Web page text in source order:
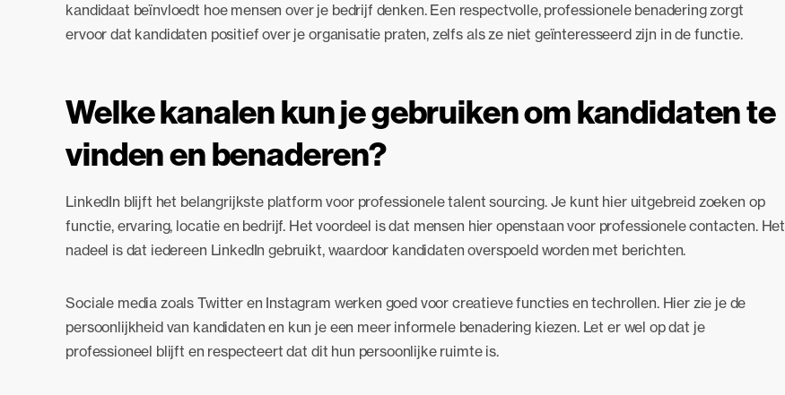
kandidaat beïnvloedt hoe mensen over je bedrijf denken. Een respectvolle, professionele benadering zorgt
ervoor dat kandidaten positief over je organisatie praten, zelfs als ze niet geïnteresseerd zijn in de functie.
Welke kanalen kun je gebruiken om kandidaten te
vinden en benaderen?
LinkedIn blijft het belangrijkste platform voor professionele talent sourcing. Je kunt hier uitgebreid zoeken op
functie, ervaring, locatie en bedrijf. Het voordeel is dat mensen hier openstaan voor professionele contacten. Het
nadeel is dat iedereen LinkedIn gebruikt, waardoor kandidaten overspoeld worden met berichten.
Sociale media zoals Twitter en Instagram werken goed voor creatieve functies en techrollen. Hier zie je de
persoonlijkheid van kandidaten en kun je een meer informele benadering kiezen. Let er wel op dat je
professioneel blijft en respecteert dat dit hun persoonlijke ruimte is.